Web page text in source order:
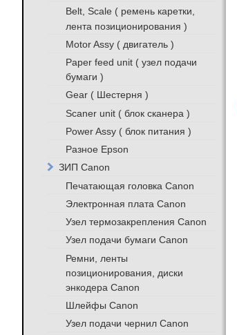
Belt, Scale ( ремень каретки,
лента позиционирования )
Motor Assy ( двигатель )
Paper feed unit ( узел подачи
бумаги )
Gear ( Шестерня )
Scaner unit ( блок сканера )
Power Assy ( блок питания )
Разное Epson
ЗИП Canon
Печатающая головка Canon
Электронная плата Canon
Узел термозакрепления Canon
Узел подачи бумаги Canon
Ремни, ленты
позиционирования, диски
энкодера Canon
Шлейфы Canon
Узел подачи чернил Canon